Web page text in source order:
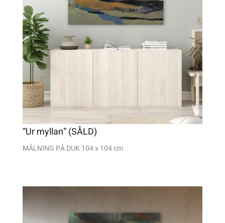
“Ur myllan” (SÅLD)
MÅLNING PÅ DUK104 x 104 cm